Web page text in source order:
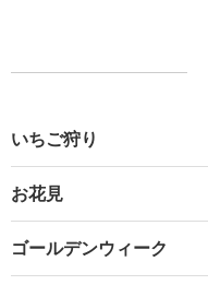
いちご狩り
お花見
ゴールデンウィーク